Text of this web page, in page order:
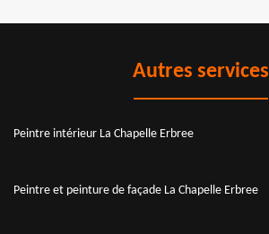
Autres services
Peintre intérieur La Chapelle Erbree
Peintre et peinture de façade La Chapelle Erbree